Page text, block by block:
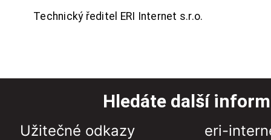
Technický ředitel ERI Internet s.r.o.
Hledáte další
Užitečné odkazy eri-